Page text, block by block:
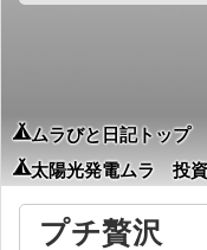
ムラびと日記トップ
太陽光発電ムラ 投
プチ贅沢